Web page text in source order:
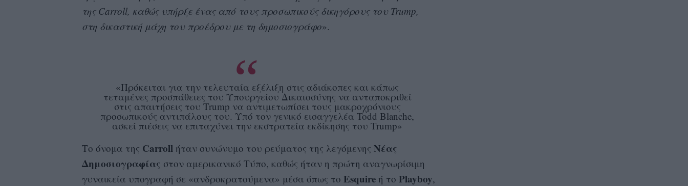
της Carroll, καθώς υπήρξε ένας από τους προσωπικούς δικηγόρους του Trump,
στη δικαστική μάχη του προέδρου με τη δημοσιογράφο».
«Πρόκειται για την τελευταία εξέλιξη στις αδιάκοπες και κάπως
τεταμένες προσπάθειες του Υπουργείου Δικαιοσύνης να ανταποκριθεί
στις απαιτήσεις του Trump να αντιμετωπίσει τους μακροχρόνιους
προσωπικούς αντιπάλους του. Υπό τον γενικό εισαγγελέα Todd Blanche,
ασκεί πιέσεις να επιταχύνει την εκστρατεία εκδίκησης του Trump»
Το όνομα της Carroll ήταν συνώνυμο του ρεύματος της λεγόμενης Νέας
Δημοσιογραφίας στον αμερικανικό Τύπο, καθώς ήταν η πρώτη αναγνωρίσιμη
γυναικεία υπογραφή σε «ανδροκρατούμενα» μέσα όπως το Esquireή το Playboy,